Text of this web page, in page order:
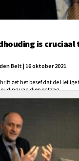
is cruciaal
Belt | 16 oktober 2021
zet het besef dat de Heilige
van diep ontzag.